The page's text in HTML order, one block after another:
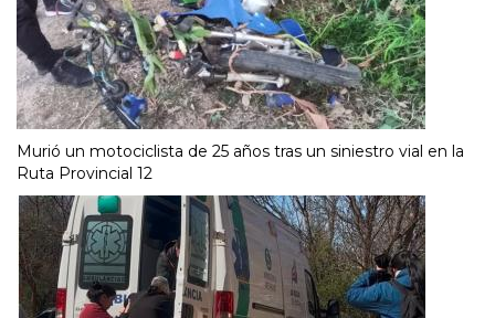
Murió un motociclista de 25 años tras un siniestro vial en la
Ruta Provincial 12